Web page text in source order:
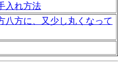
入れ方法
八方に、又少し丸くなって